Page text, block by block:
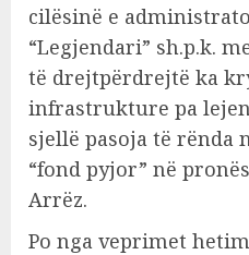
cilësinë e
“Legjendari” sh.p.k.
të drejtpërdrejtë ka
infrastrukture pa
sjellë pasoja të rënda
“fond pyjor” në
Arrëz.
Po nga veprimet